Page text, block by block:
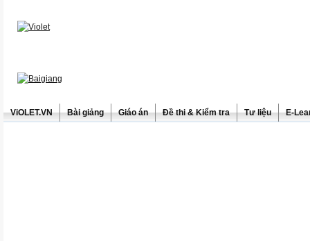
ViOLET.VN Bài giảng Giáo án Đề thi & Kiểm tra Tư liệu E-